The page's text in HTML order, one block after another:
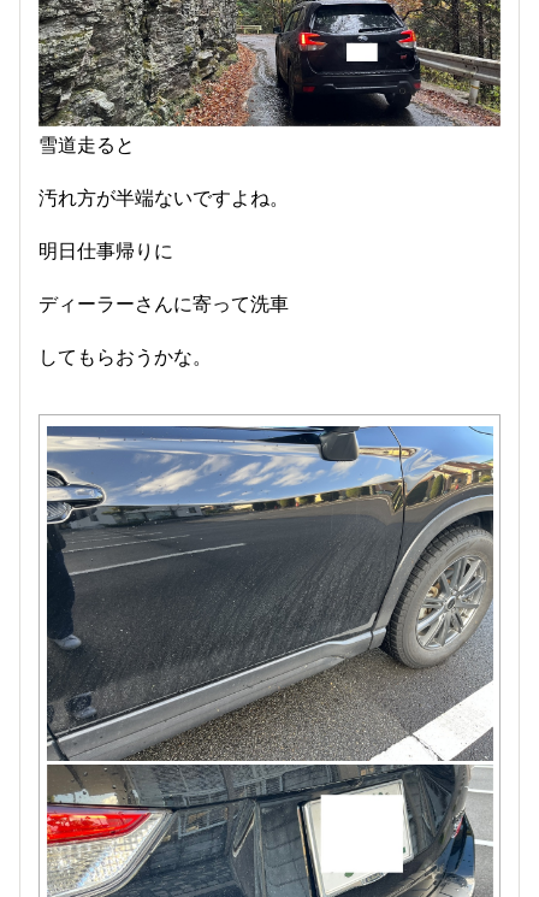
雪道走ると
汚れ方が半端ないですよね。
明日仕事帰りに
ディーラーさんに寄って洗車
してもらおうかな。